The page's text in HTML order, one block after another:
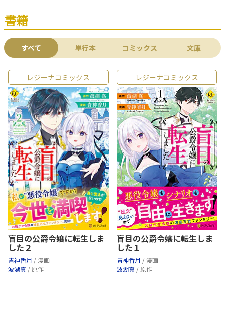
書籍
すべて 単行本 コミックス 文庫
レジーナコミックス
盲目の公爵令嬢に転生しま
した２
青神香月 / 漫画
波湖真 / 原作
レジーナコミックス
盲目の公爵令嬢に転生しま
した１
青神香月 / 漫画
波湖真 / 原作